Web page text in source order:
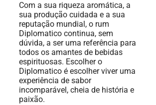
Com a sua riqueza aromática, a
sua produção cuidada e a sua
reputação mundial, o rum
Diplomatico continua, sem
dúvida, a ser uma referência para
todos os amantes de bebidas
espirituosas. Escolher o
Diplomatico é escolher viver uma
experiência de sabor
incomparável, cheia de história e
paixão.